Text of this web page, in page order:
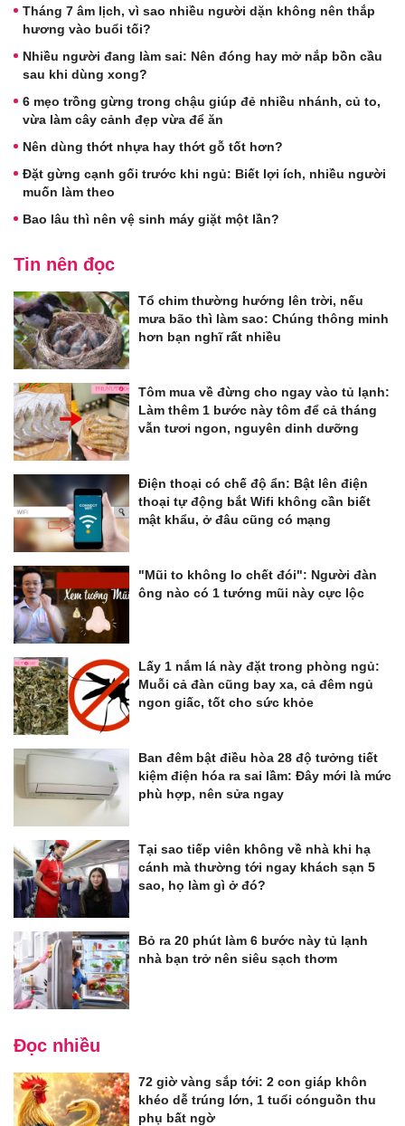
Tháng 7 âm lịch, vì sao nhiều người dặn không nên thắp
hương vào buổi tối?
Nhiều người đang làm sai: Nên đóng hay mở nắp bồn cầu
sau khi dùng xong?
6 mẹo trồng gừng trong chậu giúp đẻ nhiều nhánh, củ to,
vừa làm cây cảnh đẹp vừa để ăn
Nên dùng thớt nhựa hay thớt gỗ tốt hơn?
Đặt gừng cạnh gối trước khi ngủ: Biết lợi ích, nhiều người
muốn làm theo
Bao lâu thì nên vệ sinh máy giặt một lần?
Tin nên đọc
Tổ chim thường hướng lên trời, nếu
mưa bão thì làm sao: Chúng thông minh
hơn bạn nghĩ rất nhiều
Tôm mua về đừng cho ngay vào tủ lạnh:
Làm thêm 1 bước này tôm để cả tháng
vẫn tươi ngon, nguyên dinh dưỡng
Điện thoại có chế độ ẩn: Bật lên điện
thoại tự động bắt Wifi không cần biết
mật khẩu, ở đâu cũng có mạng
"Mũi to không lo chết đói": Người đàn
ông nào có 1 tướng mũi này cực lộc
Lấy 1 nắm lá này đặt trong phòng ngủ:
Muỗi cả đàn cũng bay xa, cả đêm ngủ
ngon giấc, tốt cho sức khỏe
Ban đêm bật điều hòa 28 độ tưởng tiết
kiệm điện hóa ra sai lầm: Đây mới là mức
phù hợp, nên sửa ngay
Tại sao tiếp viên không về nhà khi hạ
cánh mà thường tới ngay khách sạn 5
sao, họ làm gì ở đó?
Bỏ ra 20 phút làm 6 bước này tủ lạnh
nhà bạn trở nên siêu sạch thơm
Đọc nhiều
72 giờ vàng sắp tới: 2 con giáp khôn
khéo dễ trúng lớn, 1 tuổi cónguồn thu
phụ bất ngờ